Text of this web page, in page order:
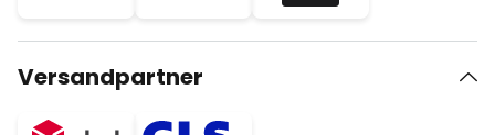
Versandpartner